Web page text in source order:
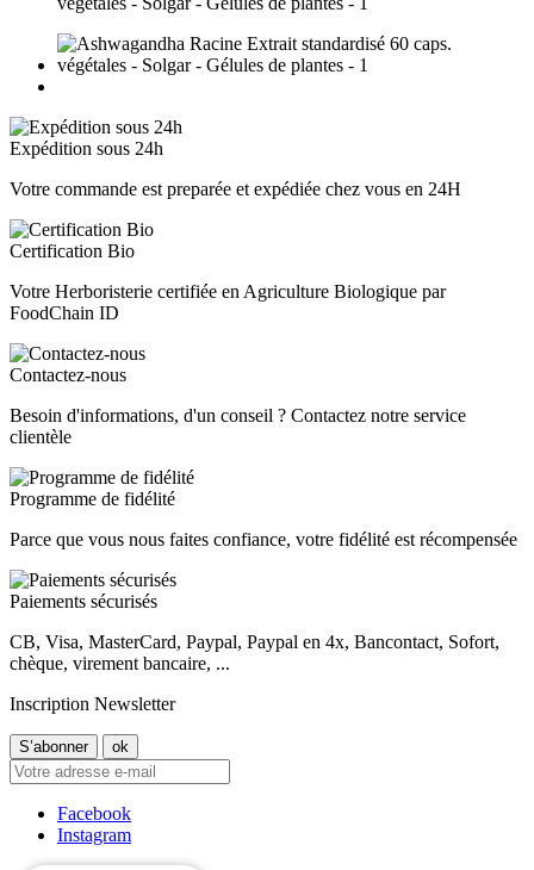
Expédition sous 24h
Votre commande est preparée et expédiée chez vous en 24H
Certification Bio
Votre Herboristerie certifiée en Agriculture Biologique par
FoodChain ID
Contactez-nous
Besoin d'informations, d'un conseil ? Contactez notre service
clientèle
Programme de fidélité
Parce que vous nous faites confiance, votre fidélité est récompensée
Paiements sécurisés
CB, Visa, MasterCard, Paypal, Paypal en 4x, Bancontact, Sofort,
chèque, virement bancaire, ...
Inscription Newsletter
Facebook
Instagram